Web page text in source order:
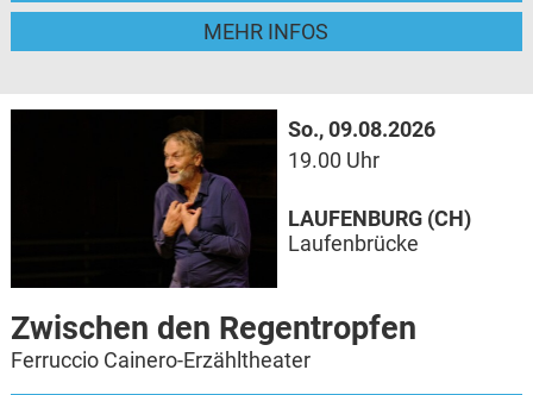
MEHR INFOS
So., 09.08.2026
19.00 Uhr
Zwischen den Regentropfen
Ferruccio Cainero-Erzähltheater
LAUFENBURG (CH)
Laufenbrücke